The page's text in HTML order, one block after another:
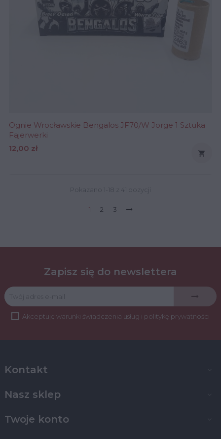
Ognie Wrocławskie Bengalos JF70/W Jorge 1 Sztuka
Fajerwerki
Cena
12,00 zł

Pokazano 1-18 z 41 pozycji
1 2 3
Zapisz się do newslettera
Akceptuję warunki świadczenia usług i politykę prywatności
Kontakt
Nasz sklep
Twoje konto